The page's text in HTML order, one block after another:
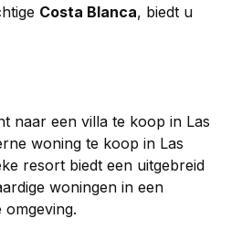
Costa Blanca, biedt u
naar een villa te koop in Las
woning te koop in Las
resort biedt een uitgebreid
woningen in een